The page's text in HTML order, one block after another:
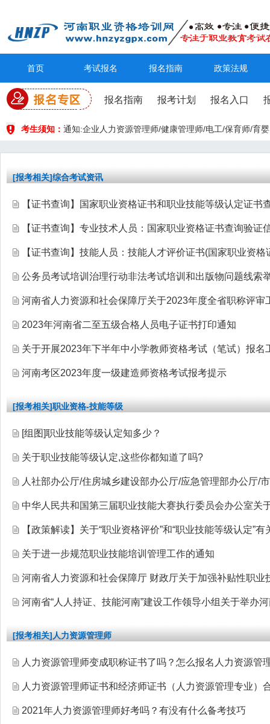
首页 考试报名 报名指南 政策法规
报名指南 报考计划 报名入口
考生须知： 通知:企业人力资源管理师/健康管理师/电工/保育师/育
[报考相关]综合考试资讯
【证书查询】国家职业资格证书和职业技能等级认定证书
【证书查询】专业技术人员：国家职业资格证书查询验
【证书查询】技能人员：技能人才评价证书(国家职业资
公务员考试培训治理行动非法考试培训和出版物问题线索
河南省人力资源和社会保障厅关于2023年度全省职称评审
2023年河南省二至五级合格人员电子证书打印通知
关于开展2023年下半年中小学教师资格考试（笔试）报名
河南考区2023年度一级建造师资格考试报考提示
[报考相关]职业资格-技能等级
[组图]职业技能等级认定知多少？
关于职业技能等级认定,这些你都知道了吗?
人社部办公厅/住房城乡建设部办公厅/应急管理部办公厅/
中华人民共和国第三届职业技能大赛执行委员会办公室关
【政策解读】关于“职业资格评价”和“职业技能等级认定”
关于进一步规范职业技能培训管理工作的通知
河南省人力资源和社会保障厅 财政厅关于加强补贴性职
河南省“人人持证、技能河南”建设工作领导小组关于举办
[报考相关]人力资源管理师
人力资源管理师变成职称证书了吗？怎么报名人力资源管
人力资源管理师证书和经济师证书（人力资源管理专业）
2021年人力资源管理师好考吗？有没有什么备考技巧